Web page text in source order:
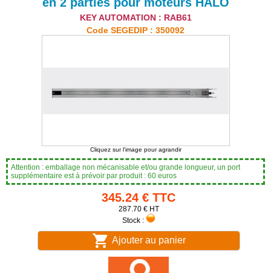
KEY AUTOMATION : RAB61
Code SEGEDIP : 350092
Cliquez sur l'image pour agrandir
Attention : emballage non mécanisable et/ou grande longueur, un port
supplémentaire est à prévoir par produit : 60 euros
345.24 € TTC
287.70 € HT
Stock :
Ajouter au panier